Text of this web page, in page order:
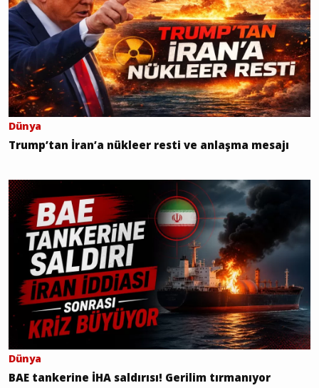
Dünya
Trump’tan İran’a nükleer resti ve anlaşma mesajı
Dünya
BAE tankerine İHA saldırısı! Gerilim tırmanıyor